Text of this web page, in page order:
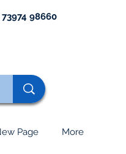
98660
Page More